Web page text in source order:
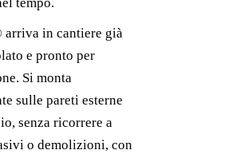
arriva in cantiere già
e pronto per
Si monta
sulle pareti esterne
senza ricorrere a
o demolizioni, con